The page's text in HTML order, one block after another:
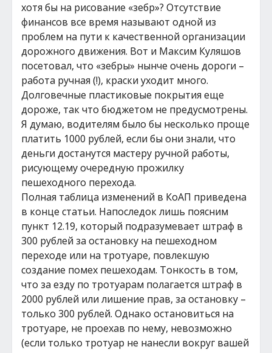
хотя бы на рисование «зебр»? Отсутствие
финансов все время называют одной из
проблем на пути к качественной организации
дорожного движения. Вот и Максим Куляшов
посетовал, что «зебры» нынче очень дороги –
работа ручная (!), краски уходит много.
Долговечные пластиковые покрытия еще
дороже, так что бюджетом не предусмотрены.
Я думаю, водителям было бы несколько проще
платить 1000 рублей, если бы они знали, что
деньги достанутся мастеру ручной работы,
рисующему очередную прожилку
пешеходного перехода.
Полная таблица изменений в КоАП приведена
в конце статьи. Напоследок лишь поясним
пункт 12.19, который подразумевает штраф в
300 рублей за остановку на пешеходном
переходе или на тротуаре, повлекшую
создание помех пешеходам. Тонкость в том,
что за езду по тротуарам полагается штраф в
2000 рублей или лишение прав, за остановку –
только 300 рублей. Однако остановиться на
тротуаре, не проехав по нему, невозможно
(если только тротуар не нанесли вокруг вашей